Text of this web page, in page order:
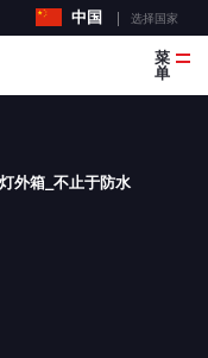
中国 选择国家
菜
单
外箱_不止于防水